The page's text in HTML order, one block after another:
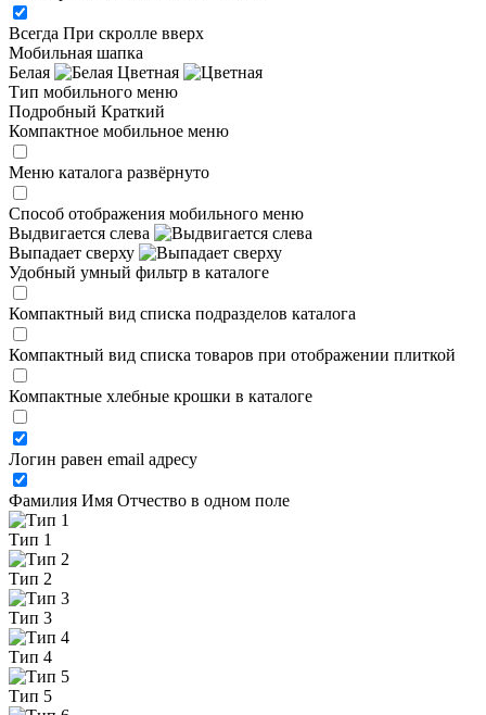
Всегда При скролле вверх
Мобильная шапка
Белая
Цветная
Тип мобильного меню
Подробный Краткий
Компактное мобильное меню
Меню каталога развёрнуто
Способ отображения мобильного меню
Выдвигается слева
Выпадает сверху
Удобный умный фильтр в каталоге
Компактный вид списка подразделов каталога
Компактный вид списка товаров при отображении плиткой
Компактные хлебные крошки в каталоге
Логин равен email адресу
Фамилия Имя Отчество в одном поле
Тип 1
Тип 2
Тип 3
Тип 4
Тип 5